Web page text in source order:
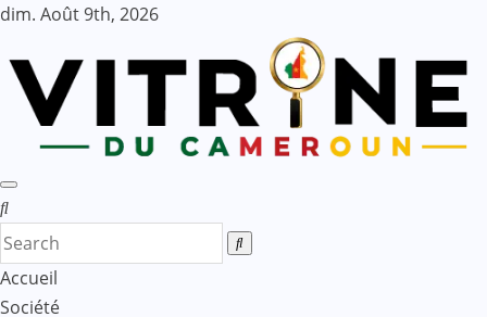
Skip
content
dim. Août 9th, 2026
Accueil
Société